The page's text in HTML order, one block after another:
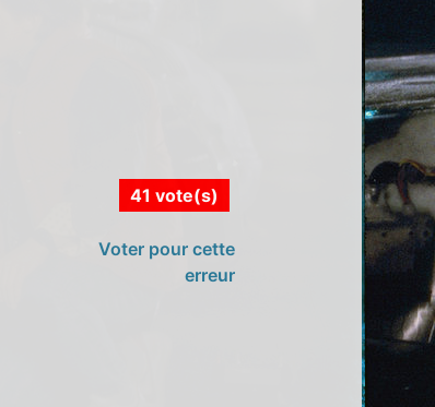
41 vote(s)
Voter pour cette
erreur